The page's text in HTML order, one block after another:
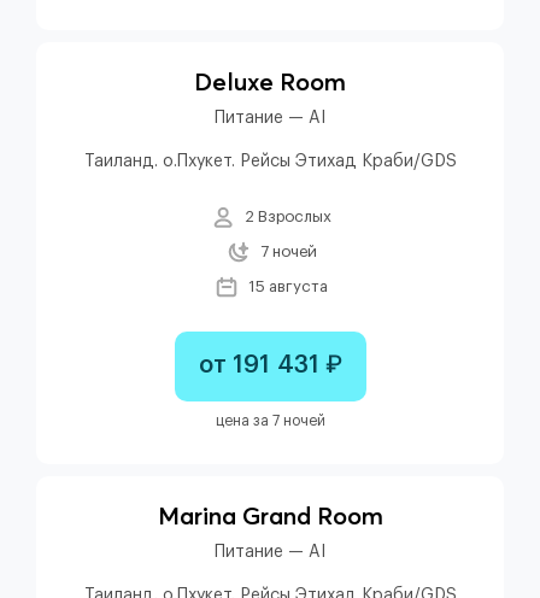
Deluxe Room
Питание — AI
Таиланд. о.Пхукет. Рейсы Этихад Краби/GDS
2 Взрослых
7 ночей
15 августа
от 191 431 ₽
цена за 7 ночей
Marina Grand Room
Питание — AI